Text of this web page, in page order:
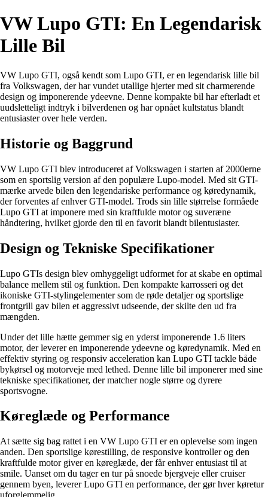
VW Lupo GTI: En Legendarisk
Lille Bil
VW Lupo GTI, også kendt som Lupo GTI, er en legendarisk lille bil
fra Volkswagen, der har vundet utallige hjerter med sit charmerende
design og imponerende ydeevne. Denne kompakte bil har efterladt et
uudsletteligt indtryk i bilverdenen og har opnået kultstatus blandt
entusiaster over hele verden.
Historie og Baggrund
VW Lupo GTI blev introduceret af Volkswagen i starten af 2000erne
som en sportslig version af den populære Lupo-model. Med sit GTI-
mærke arvede bilen den legendariske performance og køredynamik,
der forventes af enhver GTI-model. Trods sin lille størrelse formåede
Lupo GTI at imponere med sin kraftfulde motor og suveræne
håndtering, hvilket gjorde den til en favorit blandt bilentusiaster.
Design og Tekniske Specifikationer
Lupo GTIs design blev omhyggeligt udformet for at skabe en optimal
balance mellem stil og funktion. Den kompakte karrosseri og det
ikoniske GTI-stylingelementer som de røde detaljer og sportslige
frontgrill gav bilen et aggressivt udseende, der skilte den ud fra
mængden.
Under det lille hætte gemmer sig en yderst imponerende 1.6 liters
motor, der leverer en imponerende ydeevne og køredynamik. Med en
effektiv styring og responsiv acceleration kan Lupo GTI tackle både
bykørsel og motorveje med lethed. Denne lille bil imponerer med sine
tekniske specifikationer, der matcher nogle større og dyrere
sportsvogne.
Køreglæde og Performance
At sætte sig bag rattet i en VW Lupo GTI er en oplevelse som ingen
anden. Den sportslige kørestilling, de responsive kontroller og den
kraftfulde motor giver en køreglæde, der får enhver entusiast til at
smile. Uanset om du tager en tur på snoede bjergveje eller cruiser
gennem byen, leverer Lupo GTI en performance, der gør hver køretur